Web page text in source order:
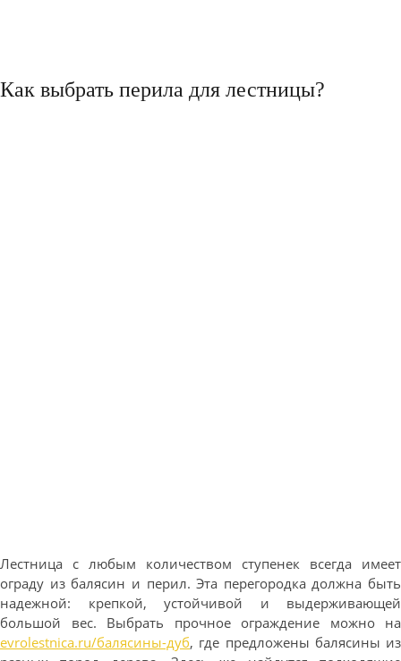
Как выбрать перила для лестницы?
Лестница с любым количеством ступенек всегда имеет
ограду из балясин и перил. Эта перегородка должна быть
надежной: крепкой, устойчивой и выдерживающей
большой вес. Выбрать прочное ограждение можно на
evrolestnica.ru/балясины-дуб, где предложены балясины из